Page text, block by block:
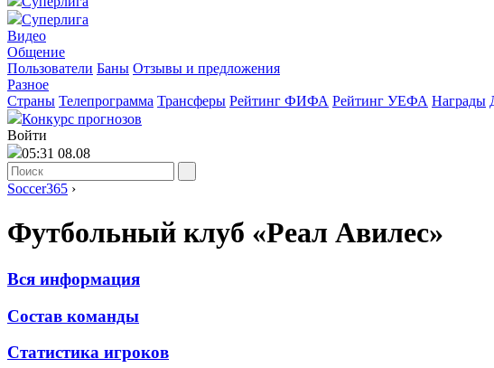
Суперлига
Видео
Общение
Пользователи Баны Отзывы и предложения
Разное
Страны Телепрограмма Трансферы Рейтинг ФИФА Рейтинг УЕФА Награды
Конкурс прогнозов
Войти
05:31 08.08
Soccer365 ›
Футбольный клуб «Реал Авилес»
Вся информация
Состав команды
Статистика игроков